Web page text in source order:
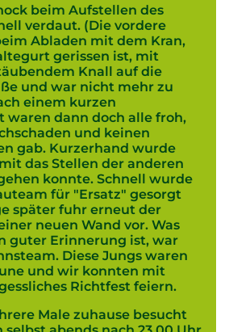
beim Aufstellen des
verdaut. (Die vordere
Abladen mit dem Kran,
gerissen ist, mit
Knall auf die
und war nicht mehr zu
einem kurzen
waren dann doch alle froh,
und keinen
gab. Kurzerhand wurde
das Stellen der anderen
konnte. Schnell wurde
für "Ersatz" gesorgt
später fuhr erneut der
neuen Wand vor. Was
guter Erinnerung ist, war
Diese Jungs waren
und wir konnten mit
Richtfest feiern.
Male zuhause besucht